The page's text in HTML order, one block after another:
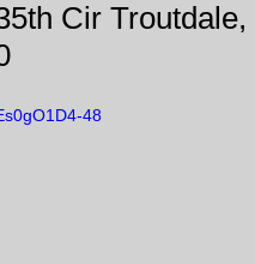
Cir Troutdale,
48